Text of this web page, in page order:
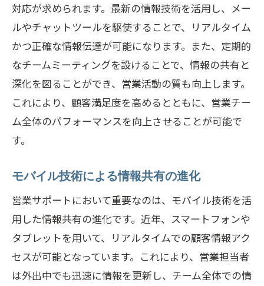
対応が求められます。最新の情報技術を活用し、メー
ルやチャットツールを駆使することで、リアルタイム
かつ正確な情報伝達が可能になります。また、定期的
なチームミーティングを設けることで、情報の共有と
深化を図ることができ、営業活動の質も向上します。
これにより、顧客満足度を高めるとともに、営業チー
ム全体のパフォーマンスを向上させることが可能で
す。
モバイル技術による情報共有の進化
営業サポートにおいて重要なのは、モバイル技術を活
用した情報共有の進化です。近年、スマートフォンや
タブレットを用いて、リアルタイムでの顧客情報アク
セスが可能となっています。これにより、営業担当者
は外出中でも迅速に情報を更新し、チーム全体での情